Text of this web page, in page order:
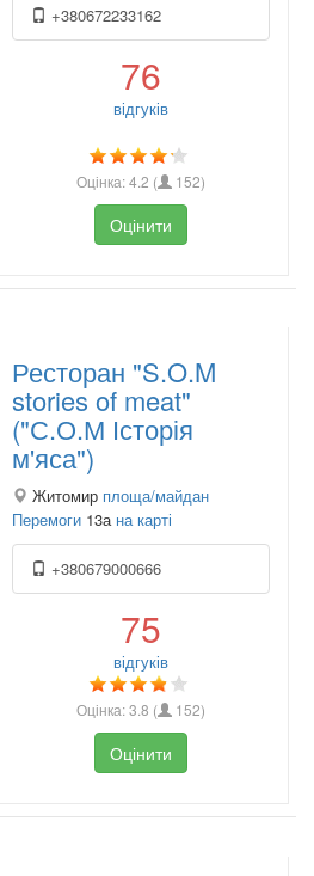
+380672233162
76
відгуків
Оцінка:4.2 ( 152)
Оцінити
Ресторан "S.O.M
stories of meat"
("С.О.М Історія
м'яса")
Житомир площа/майдан
Перемоги 13а на карті
+380679000666
75
відгуків
Оцінка:3.8 ( 152)
Оцінити